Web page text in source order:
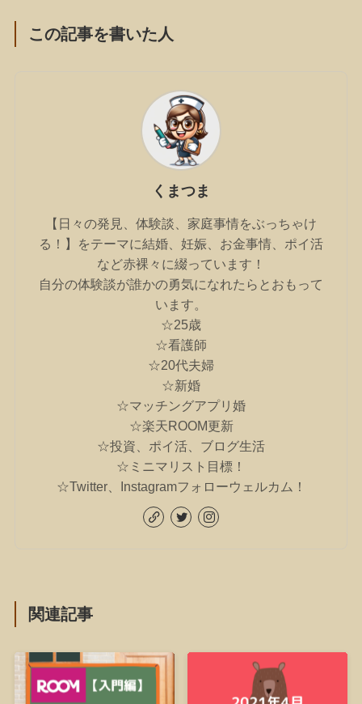
この記事を書いた人
くまつま
【日々の発見、体験談、家庭事情をぶっちゃけ
る！】をテーマに結婚、妊娠、お金事情、ポイ活
など赤裸々に綴っています！
自分の体験談が誰かの勇気になれたらとおもって
います。
☆25歳
☆看護師
☆20代夫婦
☆新婚
☆マッチングアプリ婚
☆楽天ROOM更新
☆投資、ポイ活、ブログ生活
☆ミニマリスト目標！
☆Twitter、Instagramフォローウェルカム！
関連記事